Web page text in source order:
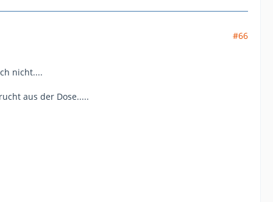
#66
nicht....
aus der Dose.....